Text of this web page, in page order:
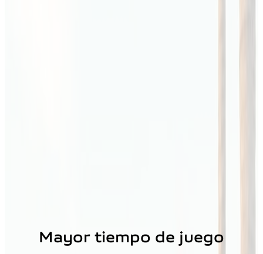
Mayor tiempo de juego